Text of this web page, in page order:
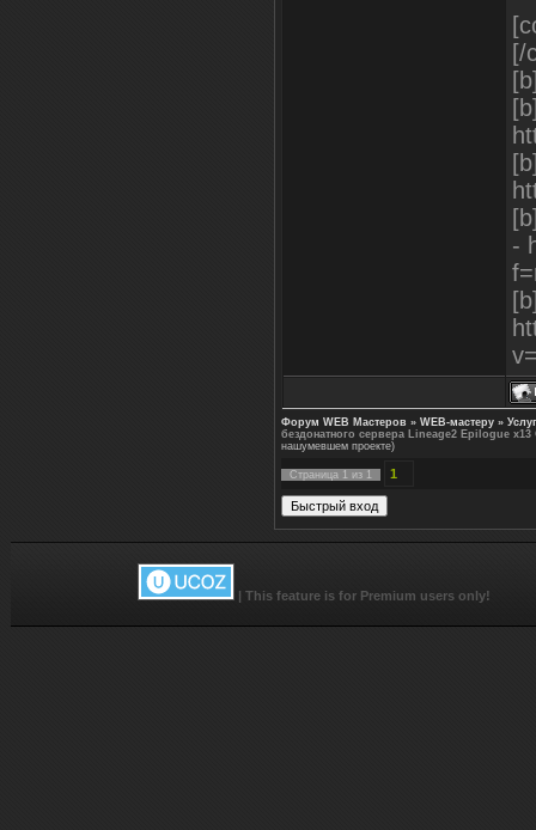
[/
-
Форум WEB Мастеров » WEB-мастеру »
бездонатного сервера Lineage2 Epilogue x13
нашумевшем проекте)
Страница 1 из 1 1
| This feature is for Premium users only!